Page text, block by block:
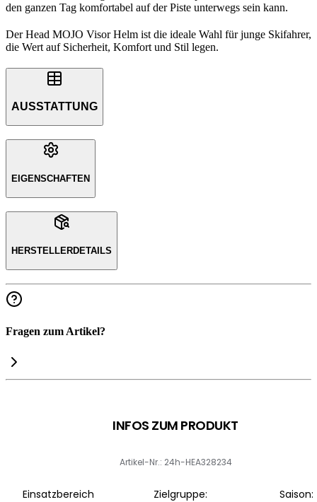
den ganzen Tag komfortabel auf der Piste unterwegs sein kann.
Der Head MOJO Visor Helm ist die ideale Wahl für junge Skifahrer,
die Wert auf Sicherheit, Komfort und Stil legen.
AUSSTATTUNG
EIGENSCHAFTEN
HERSTELLERDETAILS
Fragen zum Artikel?
INFOS ZUM PRODUKT
Artikel-Nr.: 24h-HEA328234
Einsatzbereich Zielgruppe: Saison: